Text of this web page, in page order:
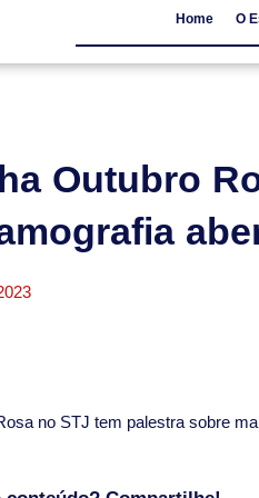
Home O
Outubro
no STJ tem palestra sobre